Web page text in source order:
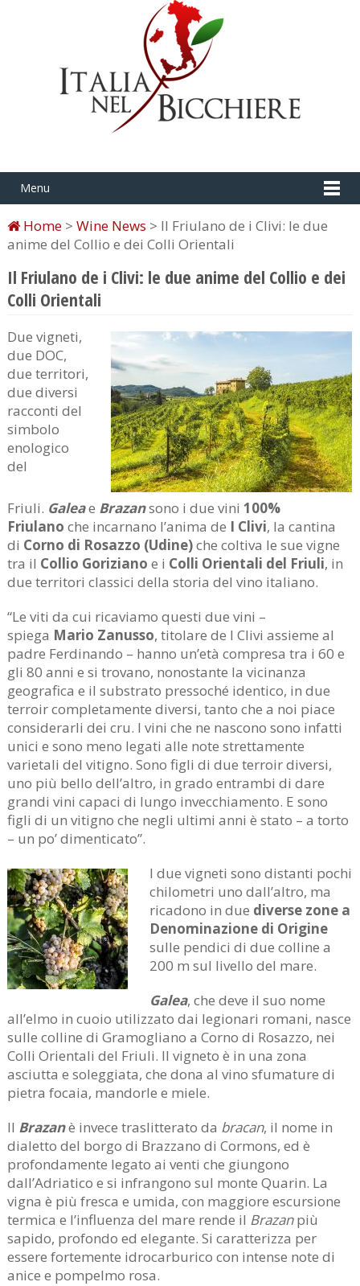
Menu
Home> Wine News > Il Friulano de i Clivi: le due
anime del Collio e dei Colli Orientali
Il Friulano de i Clivi: le due anime del Collio e dei
Colli Orientali
Due vigneti,
due DOC,
due territori,
due diversi
racconti del
simbolo
enologico
del
Friuli. Galeae Brazansono i due vini 100%
Friulano che incarnano l’anima de I Clivi, la cantina
di Corno di Rosazzo (Udine)che coltiva le sue vigne
tra il Collio Goriziano e i Colli Orientali del Friuli, in
due territori classici della storia del vino italiano.
“Le viti da cui ricaviamo questi due vini –
spiega Mario Zanusso, titolare de I Clivi assieme al
padre Ferdinando – hanno un’età compresa tra i 60 e
gli 80 anni e si trovano, nonostante la vicinanza
geografica e il substrato pressoché identico, in due
terroir completamente diversi, tanto che a noi piace
considerarli dei cru. I vini che ne nascono sono infatti
unici e sono meno legati alle note strettamente
varietali del vitigno. Sono figli di due terroir diversi,
uno più bello dell’altro, in grado entrambi di dare
grandi vini capaci di lungo invecchiamento. E sono
figli di un vitigno che negli ultimi anni è stato – a torto
– un po’ dimenticato”.
I due vigneti sono distanti pochi
chilometri uno dall’altro, ma
ricadono in due diverse zone a
Denominazione di Origine
sulle pendici di due colline a
200 m sul livello del mare.
Galea, che deve il suo nome
all’elmo in cuoio utilizzato dai legionari romani, nasce
sulle colline di Gramogliano a Corno di Rosazzo, nei
Colli Orientali del Friuli. Il vigneto è in una zona
asciutta e soleggiata, che dona al vino sfumature di
pietra focaia, mandorle e miele.
Il Brazanè invece traslitterato da bracan, il nome in
dialetto del borgo di Brazzano di Cormons, ed è
profondamente legato ai venti che giungono
dall’Adriatico e si infrangono sul monte Quarin. La
vigna è più fresca e umida, con maggiore escursione
termica e l’influenza del mare rende il Brazanpiù
sapido, profondo ed elegante. Si caratterizza per
essere fortemente idrocarburico con intense note di
anice e pompelmo rosa.